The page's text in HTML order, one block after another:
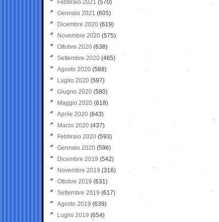
Febbraio 2021 (570)
Gennaio 2021 (605)
Dicembre 2020 (619)
Novembre 2020 (575)
Ottobre 2020 (638)
Settembre 2020(465)
Agosto 2020 (588)
Luglio 2020 (597)
Giugno 2020 (580)
Maggio 2020 (618)
Aprile 2020 (643)
Marzo 2020 (437)
Febbraio 2020 (593)
Gennaio 2020 (596)
Dicembre 2019 (542)
Novembre 2019 (316)
Ottobre 2019 (631)
Settembre 2019 (617)
Agosto 2019 (639)
Luglio 2019 (654)